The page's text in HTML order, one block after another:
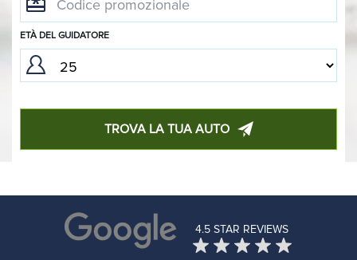
ETÀ DEL GUIDATORE
TROVA LA TUA AUTO
4.5 STAR REVIEWS